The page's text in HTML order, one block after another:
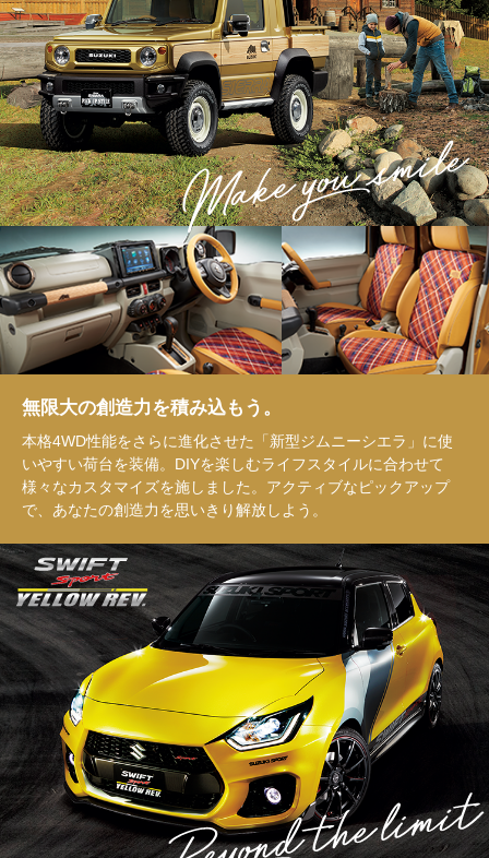
無限大の創造力を積み込もう。
本格4WD性能をさらに進化させた「新型ジムニーシエラ」に使
いやすい荷台を装備。DIYを楽しむライフスタイルに合わせて
様々なカスタマイズを施しました。アクティブなピックアップ
で、あなたの創造力を思いきり解放しよう。